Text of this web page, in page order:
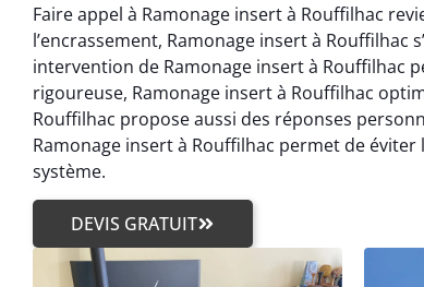
Faire appel à Ramonage insert à Rouffilhac
l’encrassement, Ramonage insert à
intervention de Ramonage insert à Rouffilhac
rigoureuse, Ramonage insert à Rouffilhac
Rouffilhac propose aussi des réponses
Ramonage insert à Rouffilhac permet de
système.
DEVIS GRATUIT